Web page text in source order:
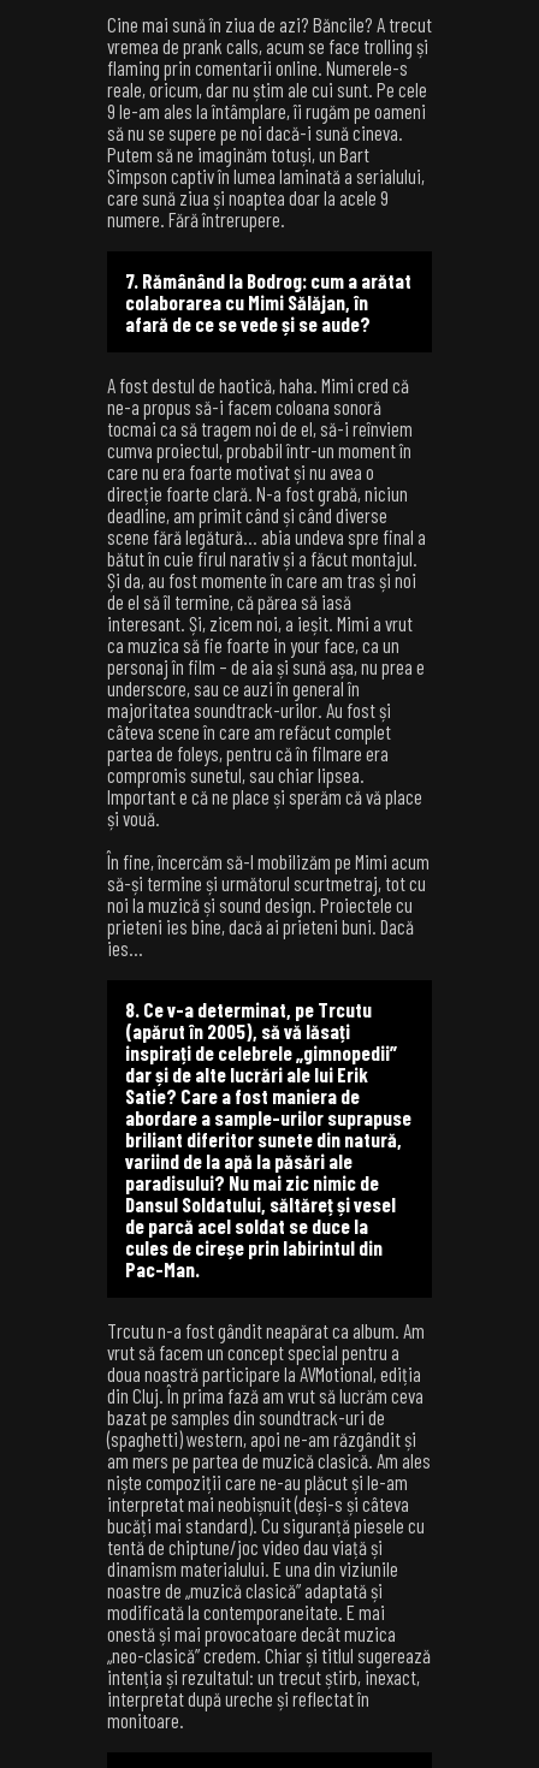
Cine mai sună în ziua de azi? Băncile? A trecut
vremea de prank calls, acum se face trolling și
flaming prin comentarii online. Numerele-s
reale, oricum, dar nu știm ale cui sunt. Pe cele
9 le-am ales la întâmplare, îi rugăm pe oameni
să nu se supere pe noi dacă-i sună cineva.
Putem să ne imaginăm totuși, un Bart
Simpson captiv în lumea laminată a serialului,
care sună ziua și noaptea doar la acele 9
numere. Fără întrerupere.
7. Rămânând la Bodrog: cum a arătat
colaborarea cu Mimi Sălăjan, în
afară de ce se vede și se aude?
A fost destul de haotică, haha. Mimi cred că
ne-a propus să-i facem coloana sonoră
tocmai ca să tragem noi de el, să-i reînviem
cumva proiectul, probabil într-un moment în
care nu era foarte motivat și nu avea o
direcție foarte clară. N-a fost grabă, niciun
deadline, am primit când și când diverse
scene fără legătură… abia undeva spre final a
bătut în cuie firul narativ și a făcut montajul.
Și da, au fost momente în care am tras și noi
de el să îl termine, că părea să iasă
interesant. Și, zicem noi, a ieșit. Mimi a vrut
ca muzica să fie foarte in your face, ca un
personaj în film – de aia și sună așa, nu prea e
underscore, sau ce auzi în general în
majoritatea soundtrack-urilor. Au fost și
câteva scene în care am refăcut complet
partea de foleys, pentru că în filmare era
compromis sunetul, sau chiar lipsea.
Important e că ne place și sperăm că vă place
și vouă.
În fine, încercăm să-l mobilizăm pe Mimi acum
să-și termine și următorul scurtmetraj, tot cu
noi la muzică și sound design. Proiectele cu
prieteni ies bine, dacă ai prieteni buni. Dacă
ies…
8. Ce v-a determinat, pe Trcutu
(apărut în 2005), să vă lăsați
inspirați de celebrele „gimnopedii”
dar și de alte lucrări ale lui Erik
Satie? Care a fost maniera de
abordare a sample-urilor suprapuse
briliant diferitor sunete din natură,
variind de la apă la păsări ale
paradisului? Nu mai zic nimic de
Dansul Soldatului, săltăreț și vesel
de parcă acel soldat se duce la
cules de cireșe prin labirintul din
Pac-Man.
Trcutu n-a fost gândit neapărat ca album. Am
vrut să facem un concept special pentru a
doua noastră participare la AVMotional, ediția
din Cluj. În prima fază am vrut să lucrăm ceva
bazat pe samples din soundtrack-uri de
(spaghetti) western, apoi ne-am răzgândit și
am mers pe partea de muzică clasică. Am ales
niște compoziții care ne-au plăcut și le-am
interpretat mai neobișnuit (deși-s și câteva
bucăți mai standard). Cu siguranță piesele cu
tentă de chiptune/joc video dau viață și
dinamism materialului. E una din viziunile
noastre de „muzică clasică” adaptată și
modificată la contemporaneitate. E mai
onestă și mai provocatoare decât muzica
„neo-clasică” credem. Chiar și titlul sugerează
intenția și rezultatul: un trecut știrb, inexact,
interpretat după ureche și reflectat în
monitoare.